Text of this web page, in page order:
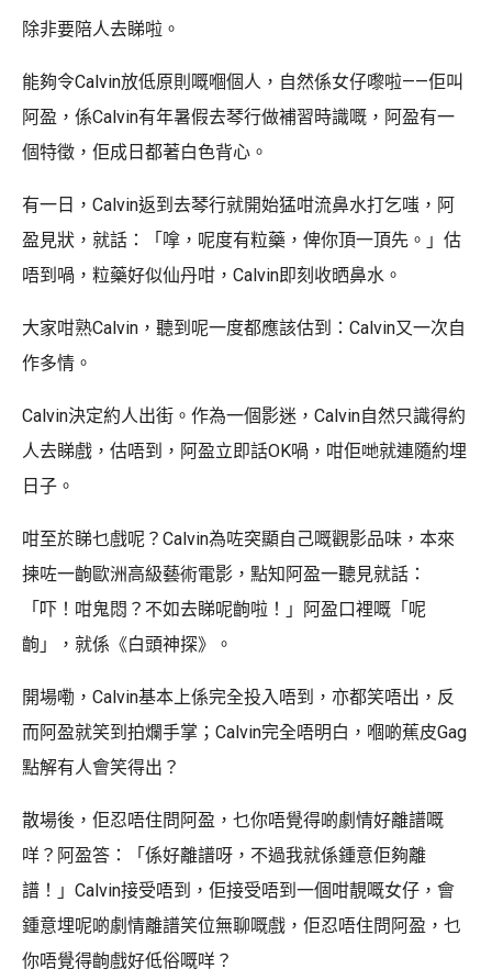
除非要陪人去睇啦。
能夠令Calvin放低原則嘅嗰個人，自然係女仔嚟啦——佢叫
阿盈，係Calvin有年暑假去琴行做補習時識嘅，阿盈有一
個特徵，佢成日都著白色背心。
有一日，Calvin返到去琴行就開始猛咁流鼻水打乞嗤，阿
盈見狀，就話：「嗱，呢度有粒藥，俾你頂一頂先。」估
唔到喎，粒藥好似仙丹咁，Calvin即刻收晒鼻水。
大家咁熟Calvin，聽到呢一度都應該估到：Calvin又一次自
作多情。
Calvin決定約人出街。作為一個影迷，Calvin自然只識得約
人去睇戲，估唔到，阿盈立即話OK喎，咁佢哋就連隨約埋
日子。
咁至於睇乜戲呢？Calvin為咗突顯自己嘅觀影品味，本來
揀咗一齣歐洲高級藝術電影，點知阿盈一聽見就話：
「吓！咁鬼悶？不如去睇呢齣啦！」阿盈口裡嘅「呢
齣」，就係《白頭神探》。
開場嘞，Calvin基本上係完全投入唔到，亦都笑唔出，反
而阿盈就笑到拍爛手掌；Calvin完全唔明白，嗰啲蕉皮Gag
點解有人會笑得出？
散場後，佢忍唔住問阿盈，乜你唔覺得啲劇情好離譜嘅
咩？阿盈答：「係好離譜呀，不過我就係鍾意佢夠離
譜！」Calvin接受唔到，佢接受唔到一個咁靚嘅女仔，會
鍾意埋呢啲劇情離譜笑位無聊嘅戲，佢忍唔住問阿盈，乜
你唔覺得齣戲好低俗嘅咩？